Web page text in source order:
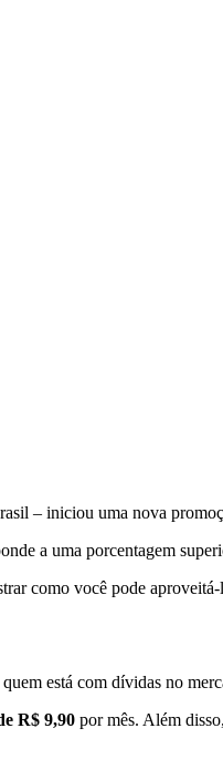
– iniciou uma nova
a uma porcentagem
como você pode
está com dívidas no
R$ 9,90 por mês. Além